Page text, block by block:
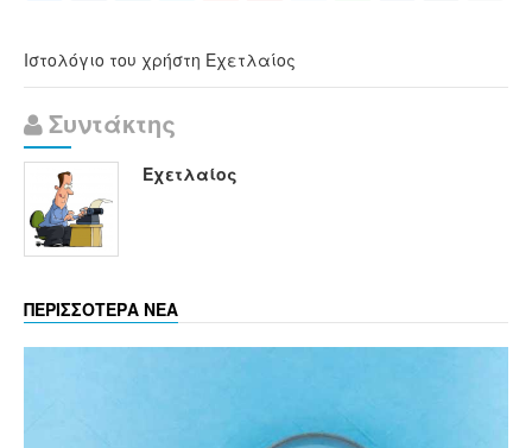
Ιστολόγιο του χρήστη Εχετλαίος
Συντάκτης
Εχετλαίος
ΠΕΡΙΣΣΟΤΕΡΑ ΝΕΑ